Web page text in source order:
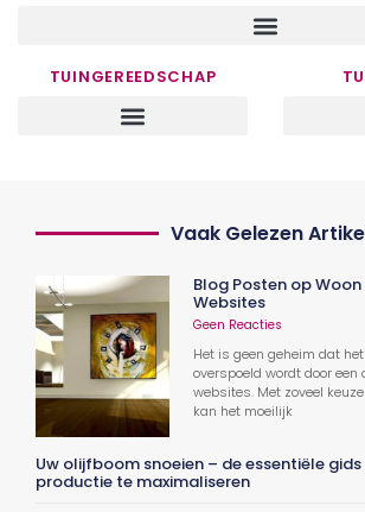
TUINGEREEDSCHAP
Vaak Gelezen
Blog Posten op
Websites
Geen Reacties
Het is geen geheim dat
overspoeld wordt door een
websites. Met zoveel
kan het moeilijk
Uw olijfboom snoeien – de essentiële
productie te maximaliseren